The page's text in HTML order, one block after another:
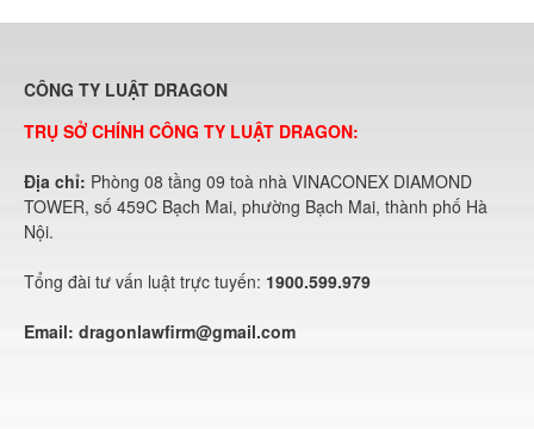
CÔNG TY LUẬT DRAGON
TRỤ SỞ CHÍNH CÔNG TY LUẬT DRAGON:
Địa chỉ: Phòng 08 tầng 09 toà nhà VINACONEX DIAMOND
TOWER, số 459C Bạch Mai, phường Bạch Mai, thành phố Hà
Nội.
Tổng đài tư vấn luật trực tuyến: 1900.599.979
Email: dragonlawfirm@gmail.com